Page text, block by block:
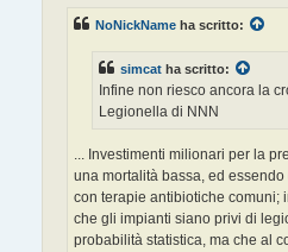
NoNickName ha scritto:
simcat ha scritto:
Infine non riesco ancora la
Legionella di NNN
... Investimenti milionari per la
una mortalità bassa, ed
con terapie antibiotiche comuni;
che gli impianti siano privi di
probabilità statistica, ma che al